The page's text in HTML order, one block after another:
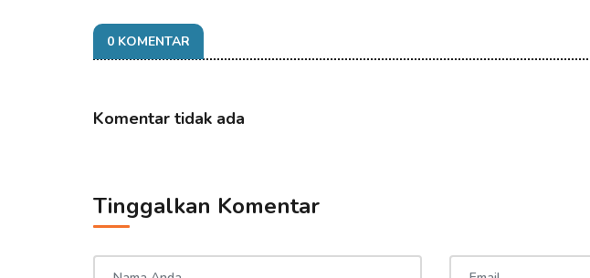
0 KOMENTAR
Komentar tidak ada
Tinggalkan Komentar